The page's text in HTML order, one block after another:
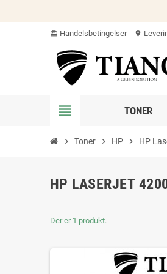
card_giftcard Handelsbetingelser location_on
view_headline TONER
chevron_right Toner chevron_right HP chevron_right HP
HP LASERJET
Der er 1 produkt.